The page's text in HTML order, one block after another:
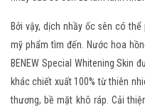
Bởi vậy, dịch nhầy ốc sên có
mỹ phẩm tìm đến. Nước hoa
BENEW Special Whitening
khác chiết xuất 100% từ thiên
thương, bề mặt khô ráp. Cải